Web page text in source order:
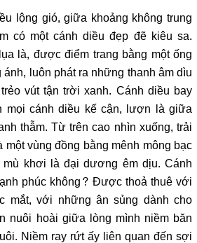
lộng gió, giữa khoảng không trung
có một cánh diều đẹp đẽ kiêu sa.
là, được điểm trang bằng một ống
luôn phát ra những thanh âm dìu
vút tận trời xanh. Cánh diều bay
mọi cánh diều kế cận, lượn là giữa
thẫm. Từ trên cao nhìn xuống, trải
vùng đồng bằng mênh mông bạc
khơi là đại dương êm dịu. Cánh
phúc không? Được thoả thuê với
mắt, với những ân sủng dành cho
nuôi hoài giữa lòng mình niềm băn
Niềm ray rứt ấy liên quan đến sợi